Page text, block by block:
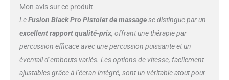
Mon avis sur ce produit
LeFusion Black Pro Pistolet de massagese distingue par un
excellent rapport qualité-prix, offrant une thérapie par
percussion efficace avec une percussion puissante et un
éventail d’embouts variés. Les options de vitesse, facilement
ajustables grâce à l’écran intégré, sont un véritable atout pour